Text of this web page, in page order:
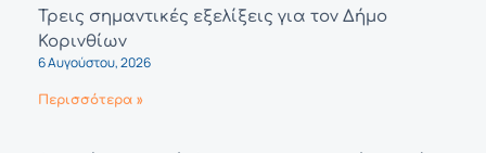
Τρεις σημαντικές εξελίξεις για τον Δήμο
Κορινθίων
6 Αυγούστου, 2026
Περισσότερα »